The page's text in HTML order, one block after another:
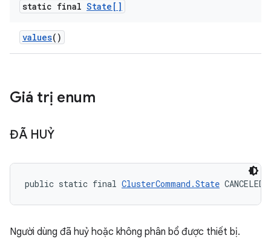
static final State[]
values()
Giá trị enum
ĐÃ HUỶ
public static final ClusterCommand.State CANCELED
Người dùng đã huỷ hoặc không phân bổ được thiết bị.